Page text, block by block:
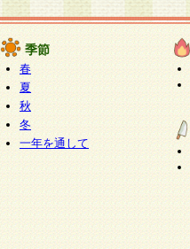
季節
春
夏
秋
冬
一年を通して